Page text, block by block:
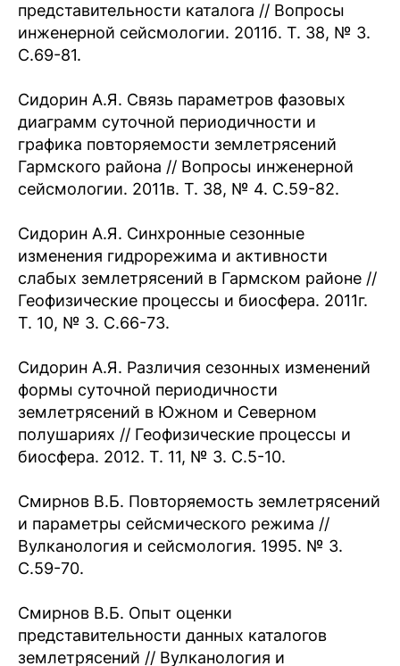
представительности каталога // Вопросы
инженерной сейсмологии. 2011б. Т. 38, № 3.
С.69-81.
Сидорин А.Я. Связь параметров фазовых
диаграмм суточной периодичности и
графика повторяемости землетрясений
Гармского района // Вопросы инженерной
сейсмологии. 2011в. Т. 38, № 4. С.59-82.
Сидорин А.Я. Синхронные сезонные
изменения гидрорежима и активности
слабых землетрясений в Гармском районе //
Геофизические процессы и биосфера. 2011г.
T. 10, № 3. С.66-73.
Сидорин А.Я. Различия сезонных изменений
формы суточной периодичности
землетрясений в Южном и Северном
полушариях // Геофизические процессы и
биосфера. 2012. T. 11, № 3. С.5-10.
Смирнов В.Б. Повторяемость землетрясений
и параметры сейсмического режима //
Вулканология и сейсмология. 1995. № 3.
С.59-70.
Смирнов В.Б. Опыт оценки
представительности данных каталогов
землетрясений // Вулканология и